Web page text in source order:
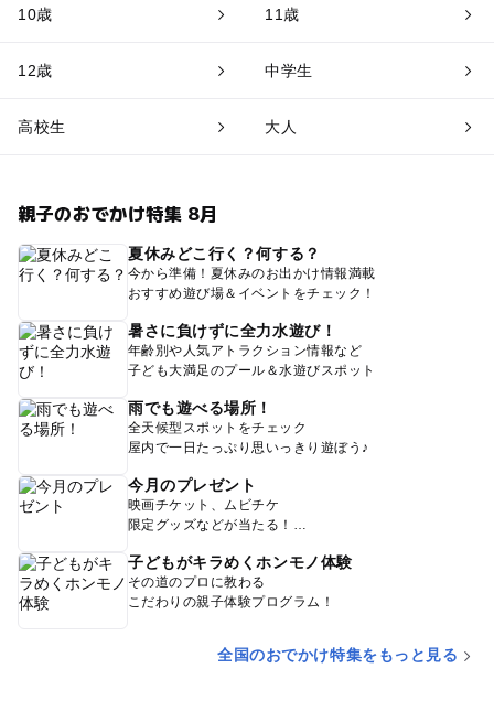
10歳 11歳
12歳 中学生
高校生 大人
親子のおでかけ特集 8月
夏休みどこ行く？何する？
今から準備！夏休みのお出かけ情報満載
おすすめ遊び場＆イベントをチェック！
暑さに負けずに全力水遊び！
年齢別や人気アトラクション情報など
子ども大満足のプール＆水遊びスポット
雨でも遊べる場所！
全天候型スポットをチェック
屋内で一日たっぷり思いっきり遊ぼう♪
今月のプレゼント
映画チケット、ムビチケ
限定グッズなどが当たる！
子どもがキラめくホンモノ体験
その道のプロに教わる
こだわりの親子体験プログラム！
全国のおでかけ特集をもっと見る